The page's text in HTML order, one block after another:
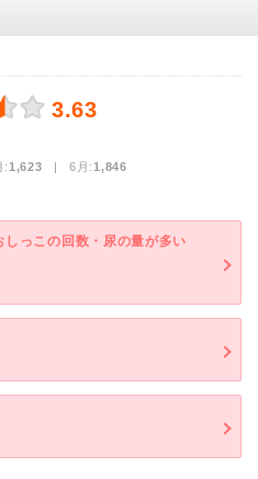
3.63
:1,623 | 6月:1,846
しっこの回数・尿の量が多い